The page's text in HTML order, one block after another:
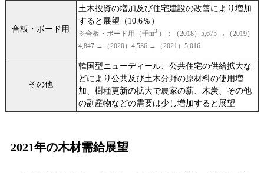
合板・ボード用
土木投資の増加及び住宅建設の改善により増加
すると展望（10.6％）
※合板・ボード用（千m3 ）：（2018）5,675 →（2019）
4,847 →（2020）4,536 →（2021）5,016
その他
韓国型ニューディール、公共住宅の供給拡大な
どにより公共及び土木分野の原材料の使用増
加、樹種更新の拡大で農家の薪、木炭、その他
の副産物などの需要は少し増加すると展望
2021年の木材需給展望